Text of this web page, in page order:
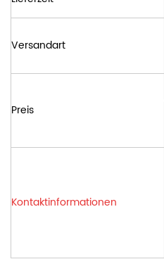
Versandart
Preis
Kontaktinformationen